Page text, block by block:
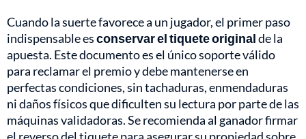
Cuando la suerte favorece a un jugador, el primer paso
indispensable esconservar el tiquete originalde la
apuesta. Este documento es el único soporte válido
para reclamar el premio y debe mantenerse en
perfectas condiciones, sin tachaduras, enmendaduras
ni daños físicos que dificulten su lectura por parte de las
máquinas validadoras. Se recomienda al ganador firmar